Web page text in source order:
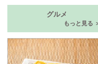
グルメ
もっと見る